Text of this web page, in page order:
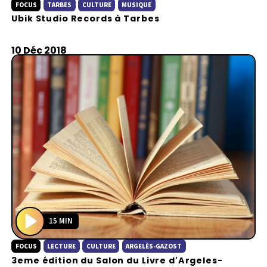
l
a
FOCUS TARBES CULTURE MUSIQUE
Ubik Studio Records à Tarbes
10 Déc 2018
P
l
a
15 MIN
FOCUS LECTURE CULTURE ARGELÈS-GAZOST
3eme édition du Salon du Livre d'Argeles-